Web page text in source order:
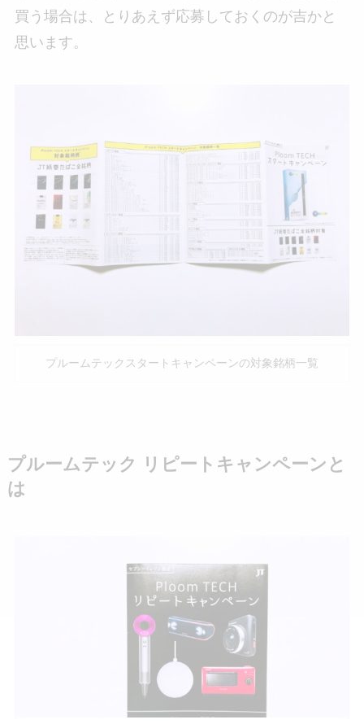
買う場合は、とりあえず応募しておくのが吉かと
思います。
プルームテックスタートキャンペーンの対象銘柄一覧
プルームテック リピートキャンペーンと
は